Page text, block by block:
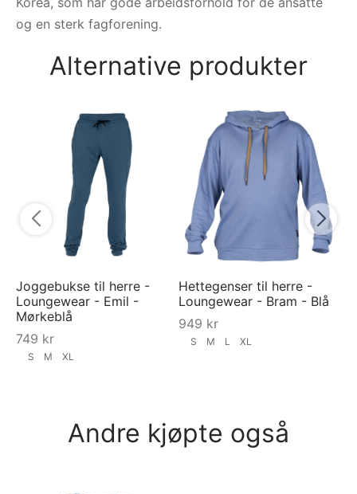
og en sterk fagforening.
Alternative produkter
Joggebukse til herre -
Loungewear - Emil -
Mørkeblå
749 kr
S M XL
Hettegenser til herre -
Loungewear - Bram - Blå
949 kr
S M L XL
Andre kjøpte også